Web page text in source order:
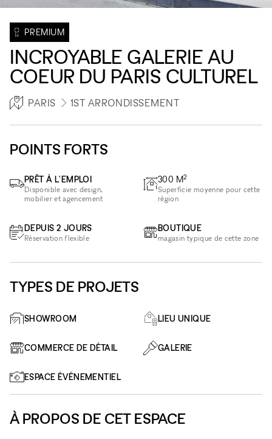
PREMIUM
INCROYABLE GALERIE AU
COEUR DU PARIS CULTUREL
PARIS 1ST ARRONDISSEMENT
POINTS FORTS
PRÊT À L'EMPLOI
Disponible avec design,
mobilier et agencement
DEPUIS 2 JOURS
Réservation flexible
300 M2
Superficie moyenne pour cette
région
BOUTIQUE
magasin typique de cette zone
TYPES DE PROJETS
SHOWROOM LIEU UNIQUE
COMMERCE DE DÉTAIL GALERIE
ESPACE ÉVÉNEMENTIEL
À PROPOS DE CET ESPACE